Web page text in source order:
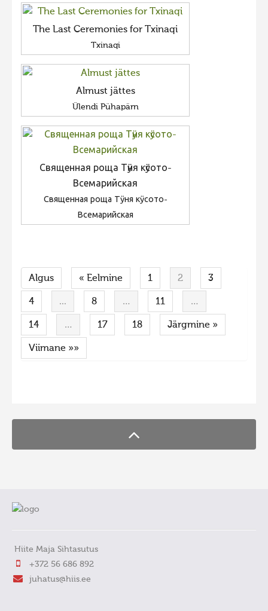
The Last Ceremonies for Txinaqi
Txinaqi
Almust jättes
Ülendi Pühapärn
Священная роща Тӱня кӱсото-
Всемарийская
Священная роща Тӱня кӱсото-
Всемарийская
Algus « Eelmine 1 2 3
4 ... 8 … 11 …
14 … 17 18 Järgmine »
Viimane »»
Hiite Maja Sihtasutus
+372 56 686 892
juhatus@hiis.ee